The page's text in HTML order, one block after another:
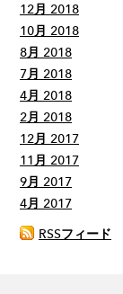
12月 2018
10月 2018
8月 2018
7月 2018
4月 2018
2月 2018
12月 2017
11月 2017
9月 2017
4月 2017
RSSフィード